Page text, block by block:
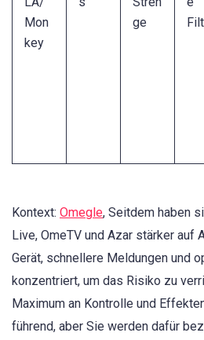
Mon
key
ge
Kontext: Omegle, Seitdem haben
Live, OmeTV und Azar stärker auf
Gerät, schnellere Meldungen und
konzentriert, um das Risiko zu
Maximum an Kontrolle und
führend, aber Sie werden dafür